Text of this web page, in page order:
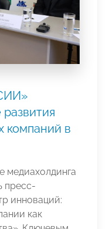
компаний в
медиахолдинга
пресс-
инноваций:
как